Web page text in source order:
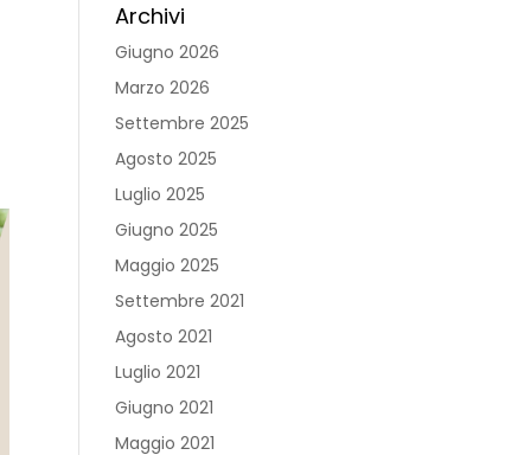
Archivi
Giugno 2026
Marzo 2026
Settembre 2025
Agosto 2025
Luglio 2025
Giugno 2025
Maggio 2025
Settembre 2021
Agosto 2021
Luglio 2021
Giugno 2021
Maggio 2021